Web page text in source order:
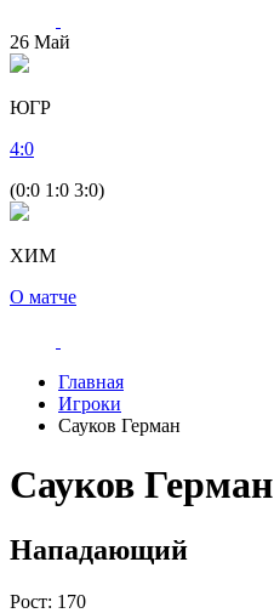
26 Май
ЮГР
4:0
(0:0 1:0 3:0)
ХИМ
О матче
Главная
Игроки
Сауков Герман
Сауков Герман
Нападающий
Рост: 170